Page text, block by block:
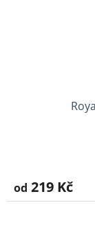
od 219 Kč